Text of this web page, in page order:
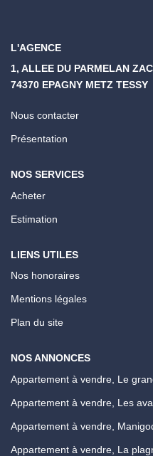
L'AGENCE
1, ALLEE DU PARMELAN
74370 EPAGNY METZ TESSY
Nous contacter
Présentation
NOS SERVICES
Acheter
Estimation
LIENS UTILES
Nos honoraires
Mentions légales
Plan du site
NOS ANNONCES
Appartement à vendre, Le
Appartement à vendre, Les
Appartement à vendre,
Appartement à vendre, La